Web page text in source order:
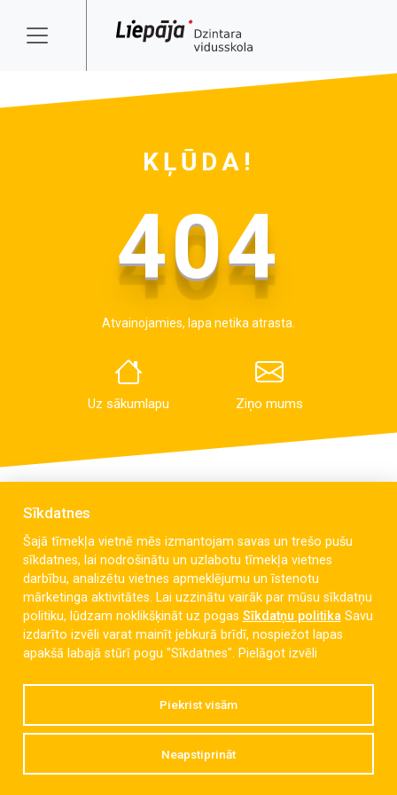
KĻŪDA!
404
Atvainojamies, lapa netika atrasta.
Uz sākumlapu Ziņo mums
Celmu iela 6, Liepāja, LV-3405
dzintaravsk@liepaja.edu.lv
+371 634 427 10
Sīkdatnes
Šajā tīmekļa vietnē mēs izmantojam savas un trešo pušu
sīkdatnes, lai nodrošinātu un uzlabotu tīmekļa vietnes
darbību, analizētu vietnes apmeklējumu un īstenotu
mārketinga aktivitātes. Lai uzzinātu vairāk par mūsu sīkdatņu
politiku, lūdzam noklikšķināt uz pogas Sīkdatņu politikaSavu
izdarīto izvēli varat mainīt jebkurā brīdī, nospiežot lapas
apakšā labajā stūrī pogu "Sīkdatnes". Pielāgot izvēli
Piekrist visām
Neapstiprināt